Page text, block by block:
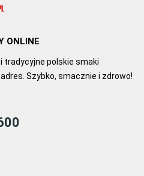
ONLINE
tradycyjne polskie smaki
Szybko, smacznie i zdrowo!